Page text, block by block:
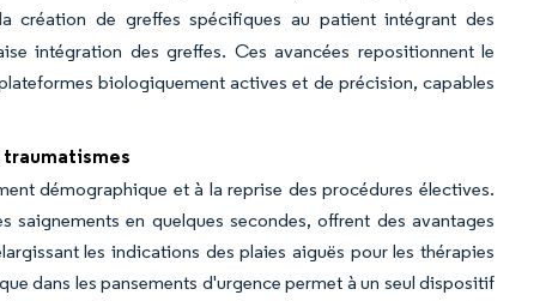
création de greffes spécifiques au patient intégrant des
intégration des greffes. Ces avancées repositionnent le
biologiquement actives et de précision, capables
traumatismes
démographique et à la reprise des procédures électives.
saignements en quelques secondes, offrent des avantages
les indications des plaies aiguës pour les thérapies
dans les pansements d'urgence permet à un seul dispositif